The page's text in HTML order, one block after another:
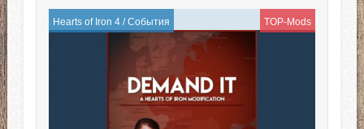
Hearts of Iron 4/События TOP-Mods